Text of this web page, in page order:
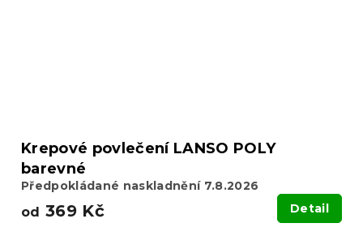
Krepové povlečení LANSO POLY
barevné
Předpokládané naskladnění 7.8.2026
od 369 Kč Detail